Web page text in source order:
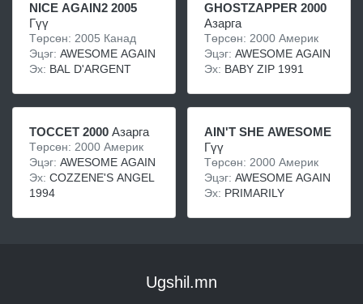
NICE AGAIN2 2005
Гүү
Төрсөн: 2005 Канад
Эцэг: AWESOME AGAIN
Эх: BAL D'ARGENT
TOCCET 2000 Азарга
Төрсөн: 2000 Америк
Эцэг: AWESOME AGAIN
Эх: COZZENE'S ANGEL
1994
GHOSTZAPPER 2000
Азарга
Төрсөн: 2000 Америк
Эцэг: AWESOME AGAIN
Эх: BABY ZIP 1991
AIN'T SHE AWESOME
Гүү
Төрсөн: 2000 Америк
Эцэг: AWESOME AGAIN
Эх: PRIMARILY
Ugshil.mn